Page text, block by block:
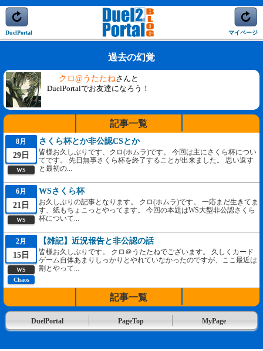
DuelPortal マイページ
過去の幻覚
クロ@うたたねさんと
DuelPortalでお友達になろう！
記事一覧
8月
29日
WS
さくら杯とか非公認CSとか
皆様お久しぶりです、クロ(ホムラ)です。 今回は主にさくら杯につい
てです。 先日無事さくら杯を終了することが出来ました。 思い返す
と最初の...
6月
21日
WS
WSさくら杯
お久しぶりの記事となります。 クロ(ホムラ)です。 一応まだ生きてま
す、紙もちょこっとやってます。 今回の本題はWS大型非公認さくら
杯について...
2月
15日
WS
Chaos
【雑記】近況報告と非公認の話
皆様お久しぶりです。 クロ＠うたたねでございます。 久しくカード
ゲーム自体あまりしっかりとやれていなかったのですが、ここ最近は
割とやって...
記事一覧
DuelPortal PageTop MyPage